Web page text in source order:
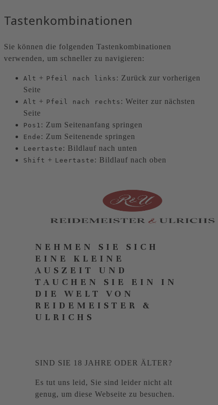
Tastenkombinationen
Sie können die folgenden Tastenkombinationen
verwenden, um schneller zu navigieren:
Alt + Pfeil nach links : Zurück zur vorherigen
Seite
Alt + Pfeil nach rechts : Weiter zur nächsten
Seite
Pos1 : Zum Seitenanfang springen
Ende : Zum Seitenende springen
Leertaste : Bildlauf nach unten
Shift + Leertaste : Bildlauf nach oben
NEHMEN SIE SICH
EINE KLEINE
AUSZEIT UND
TAUCHEN SIE EIN IN
DIE WELT VON
REIDEMEISTER &
ULRICHS
SIND SIE 18 JAHRE ODER ÄLTER?
Es tut uns leid, Sie sind leider nicht alt
genug, um diese Webseite zu besuchen.